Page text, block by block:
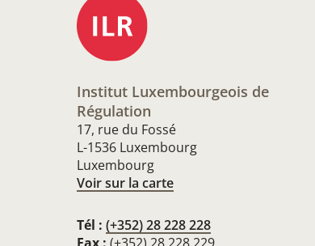
Institut Luxembourgeois de
Régulation
17, rue du Fossé
L-1536 Luxembourg
Luxembourg
Voir sur la carte
Tél : (+352) 28 228 228